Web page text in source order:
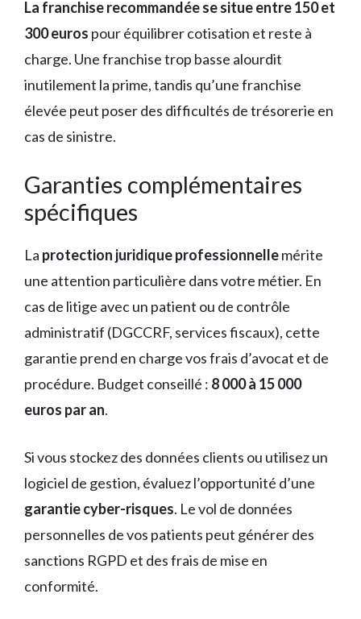
La franchise recommandée se situe entre 150 et
300 euros pour équilibrer cotisation et reste à
charge. Une franchise trop basse alourdit
inutilement la prime, tandis qu’une franchise
élevée peut poser des difficultés de trésorerie en
cas de sinistre.
Garanties complémentaires
spécifiques
La protection juridique professionnellemérite
une attention particulière dans votre métier. En
cas de litige avec un patient ou de contrôle
administratif (DGCCRF, services fiscaux), cette
garantie prend en charge vos frais d’avocat et de
procédure. Budget conseillé : 8 000 à 15 000
euros par an.
Si vous stockez des données clients ou utilisez un
logiciel de gestion, évaluez l’opportunité d’une
garantie cyber-risques. Le vol de données
personnelles de vos patients peut générer des
sanctions RGPD et des frais de mise en
conformité.